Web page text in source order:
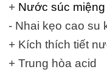
+ Nước súc miệng
- Nhai kẹo cao su
+ Kích thích tiết
+ Trung hòa acid